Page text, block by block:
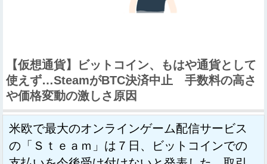
【仮想通貨】ビットコイン、もはや通貨として
使えず…SteamがBTC決済中止 手数料の高さ
や価格変動の激しさ原因
米欧で最大のオンラインゲーム配信サービス
の「Ｓｔｅａｍ」は７日、ビットコインでの